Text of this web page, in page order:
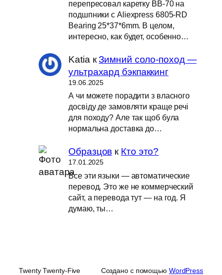
перепресовал каретку BB-70 на
подшпники с Aliexpress 6805-RD
Bearing 25*37*6mm. В целом,
интересно, как будет, особенно…
Katia кЗимний соло-поход —
ультрахард бэкпаккинг
19.06.2025
А чи можете порадити з власного
досвіду де замовляти краще речі
для походу? Але так щоб була
нормальна доставка до…
Образцов к Кто это?
17.01.2025
Все эти языки — автоматические
перевод. Это же не коммерческий
сайт, а перевода тут — на год. Я
думаю, ты…
Twenty Twenty-Five Создано с помощью WordPress